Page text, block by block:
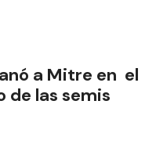
a Mitre en el
de las semis